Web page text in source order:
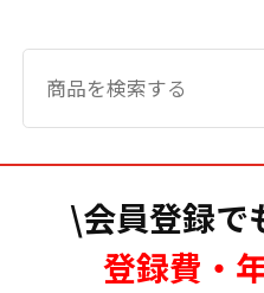
\会員登録で
登録費・